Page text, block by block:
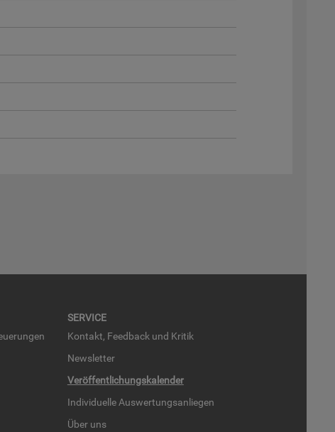
SER­VICE
Kon­takt, Feed­back und Kri­tik
News­let­ter
Ver­öf­fent­li­chungs­ka­len­der
In­di­vi­du­el­le Aus­wer­tungs­an­lie­gen
Über uns